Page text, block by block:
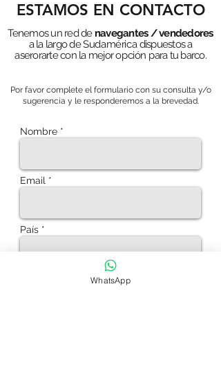
ESTAMOS EN CONTACTO
Tenemos un red de navegantes / vendedores
a la largo deSudaméricadispuestos a
aserorarte con la mejoropción para tu barco.
Por favor complete el formulario con su consulta y/o
sugerencia y le responderemos a la brevedad.
Nombre *
Email *
País *
WhatsApp